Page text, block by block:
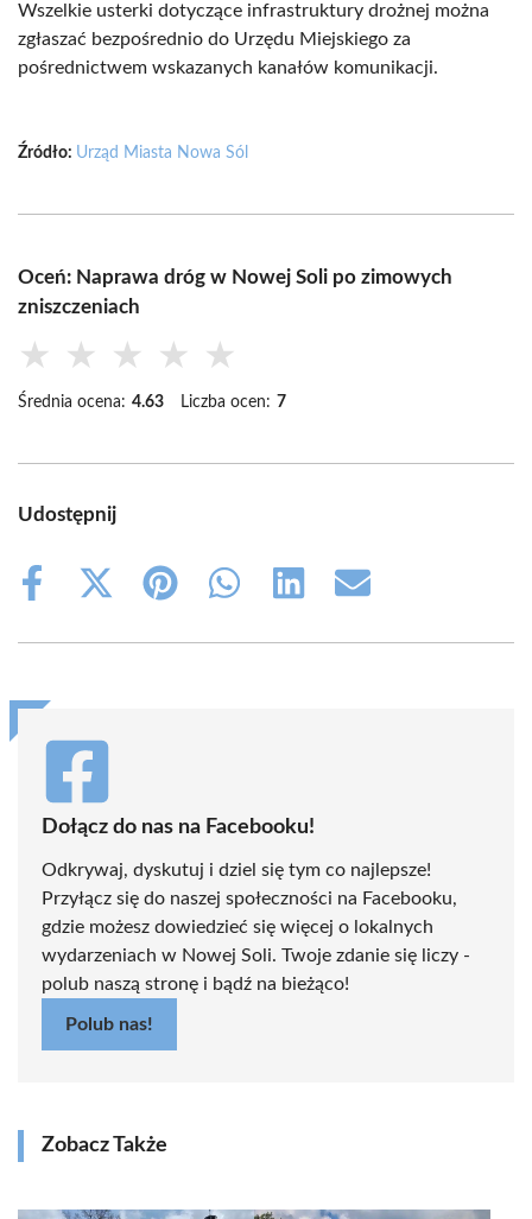
Wszelkie usterki dotyczące infrastruktury drożnej można
zgłaszać bezpośrednio do Urzędu Miejskiego za
pośrednictwem wskazanych kanałów komunikacji.
Źródło: Urząd Miasta Nowa Sól
Oceń: Naprawa dróg w Nowej Soli po zimowych
zniszczeniach
★ ★ ★ ★ ★
Średnia ocena: 4.63 Liczba ocen: 7
Udostępnij
Share
Share
(Twitter)
Share
Share
Share
Share
Dołącz do nas na Facebooku!
Odkrywaj, dyskutuj i dziel się tym co najlepsze!
Przyłącz się do naszej społeczności na Facebooku,
gdzie możesz dowiedzieć się więcej o lokalnych
wydarzeniach w Nowej Soli. Twoje zdanie się liczy -
polub naszą stronę i bądź na bieżąco!
Polub nas!
Zobacz Także